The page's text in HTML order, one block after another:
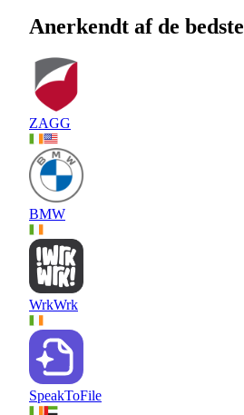
Anerkendt af de bedste
ZAGG
BMW
WrkWrk
SpeakToFile